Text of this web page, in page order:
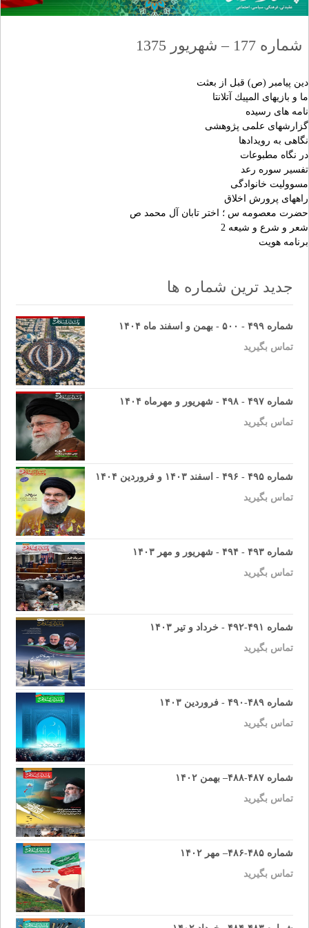
شماره 177 – شهریور 1375
دين پيامبر (ص) قبل از بعثت
ما و بازيهاى المپيك آتلانتا
نامه هاى رسيده
گزارشهاى علمى پژوهشى
نگاهى به رويدادها
در نگاه مطبوعات
تفسير سوره رعد
مسووليت خانوادگى
راههاى پرورش اخلاق
حضرت معصومه س ؛ اختر تابان آل محمد ص
شعر و شرع و شيعه 2
برنامه هويت
جدید ترین شماره ها
شماره ۴۹۹ - ۵۰۰ - بهمن و اسفند ماه ۱۴۰۴
تماس بگیرید
شماره ۴۹۷ - ۴۹۸ - شهریور و مهرماه ۱۴۰۴
تماس بگیرید
شماره ۴۹۵ - ۴۹۶ - اسفند ۱۴۰۳ و فروردین ۱۴۰۴
تماس بگیرید
شماره ۴۹۳ - ۴۹۴ - شهریور و مهر ۱۴۰۳
تماس بگیرید
شماره ۴۹۱-۴۹۲ - خرداد و تیر ۱۴۰۳
تماس بگیرید
شماره ۴۸۹-۴۹۰ - فروردین ۱۴۰۳
تماس بگیرید
شماره ۴۸۷-۴۸۸– بهمن ۱۴۰۲
تماس بگیرید
شماره ۴۸۵-۴۸۶– مهر ۱۴۰۲
تماس بگیرید